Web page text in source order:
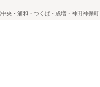
・浦和・つくば・成増・神田神保